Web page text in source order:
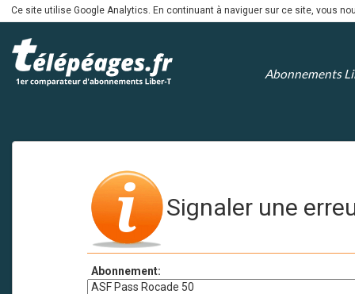
Ce site utilise Google Analytics. En continuant à naviguer sur ce site, vous
Abonnements
Signaler une
Abonnement: